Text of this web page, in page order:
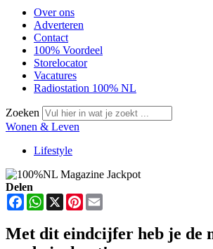
Over ons
Adverteren
Contact
100% Voordeel
Storelocator
Vacatures
Radiostation 100% NL
Zoeken
Wonen & Leven
Lifestyle
Delen
FacebookWhatsApp
X Pinterest
Met dit eindcijfer heb je de